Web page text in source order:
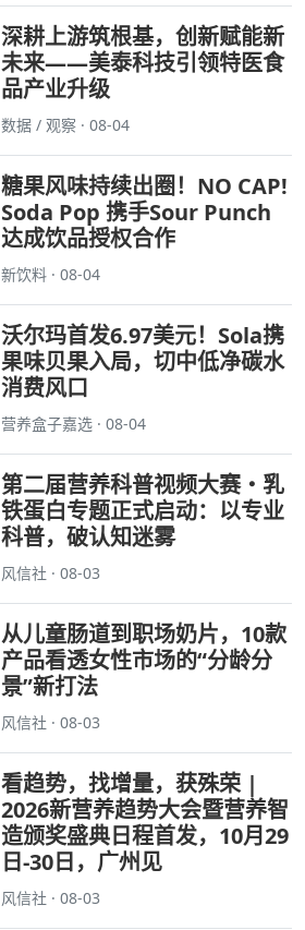
深耕上游筑根基，创新赋能新
未来——美泰科技引领特医食
品产业升级
数据 / 观察 · 08-04
糖果风味持续出圈！NO CAP!
Soda Pop 携手Sour Punch
达成饮品授权合作
新饮料 · 08-04
沃尔玛首发6.97美元！Sola携
果味贝果入局，切中低净碳水
消费风口
营养盒子嘉选 · 08-04
第二届营养科普视频大赛・乳
铁蛋白专题正式启动：以专业
科普，破认知迷雾
风信社 · 08-03
从儿童肠道到职场奶片，10款
产品看透女性市场的“分龄分
景”新打法
风信社 · 08-03
看趋势，找增量，获殊荣 |
2026新营养趋势大会暨营养智
造颁奖盛典日程首发，10月29
日-30日，广州见
风信社 · 08-03